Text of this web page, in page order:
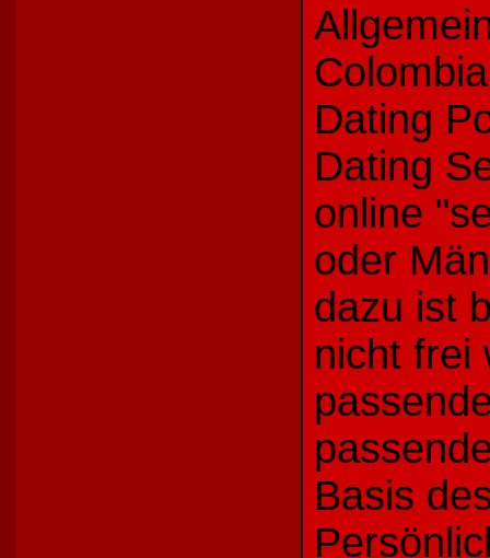
Dating
Dating
online
oder
dazu ist
nicht frei
Basis